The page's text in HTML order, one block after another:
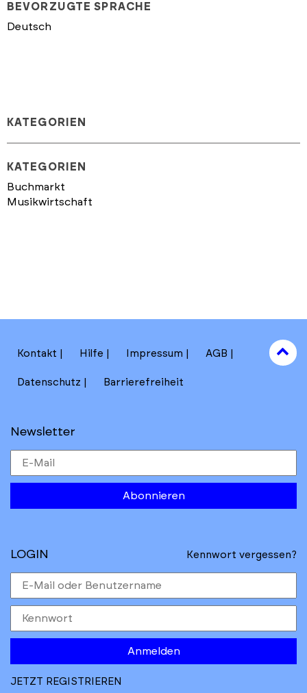
BEVORZUGTE SPRACHE
Deutsch
KATEGORIEN
KATEGORIEN
Buchmarkt
Musikwirtschaft
Kontakt Hilfe Impressum AGB
Datenschutz Barrierefreiheit
Newsletter
Abonnieren
to
top
LOGIN Kennwort vergessen?
Anmelden
JETZT REGISTRIEREN